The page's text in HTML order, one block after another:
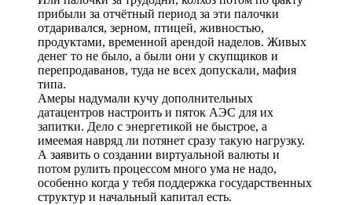
прибыли за отчётный период за эти палочки
отдаривался, зерном, птицей, живностью,
продуктами, временной арендой наделов. Живых
денег то не было, а были они у скупщиков и
перепродаванов, туда не всех допускали, мафия
типа.
Амеры надумали кучу дополнительных
датацентров настроить и пяток АЭС для их
запитки. Дело с энергетикой не быстрое, а
имеемая навряд ли потянет сразу такую нагрузку.
А заявить о создании виртуальной валюты и
потом рулить процессом много ума не надо,
особенно когда у тебя поддержка государственных
структур и начальный капитал есть.